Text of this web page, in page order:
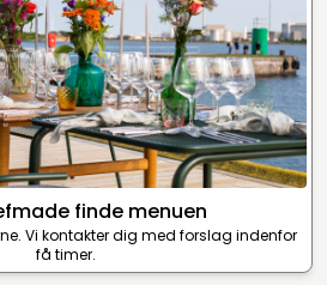
finde menuen
Vi kontakter dig med forslag indenfor
få timer.